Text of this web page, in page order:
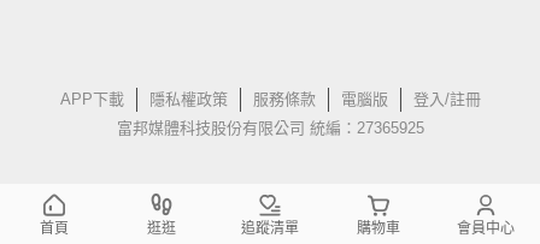
APP下載 隱私權政策 服務條款 電腦版
登入/註冊
富邦媒體科技股份有限公司 統編：27365925
首頁 逛逛 追蹤清單 購物車 會員中心